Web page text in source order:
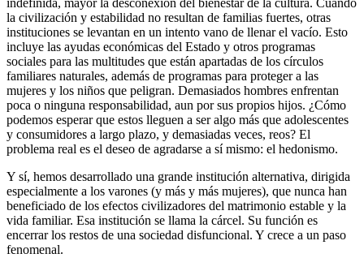
indefinida, mayor la desconexión del bienestar de la cultura. Cuando
la civilización y estabilidad no resultan de familias fuertes, otras
instituciones se levantan en un intento vano de llenar el vacío. Esto
incluye las ayudas económicas del Estado y otros programas
sociales para las multitudes que están apartadas de los círculos
familiares naturales, además de programas para proteger a las
mujeres y los niños que peligran. Demasiados hombres enfrentan
poca o ninguna responsabilidad, aun por sus propios hijos. ¿Cómo
podemos esperar que estos lleguen a ser algo más que adolescentes
y consumidores a largo plazo, y demasiadas veces, reos? El
problema real es el deseo de agradarse a sí mismo: el hedonismo.
Y sí, hemos desarrollado una grande institución alternativa, dirigida
especialmente a los varones (y más y más mujeres), que nunca han
beneficiado de los efectos civilizadores del matrimonio estable y la
vida familiar. Esa institución se llama la cárcel. Su función es
encerrar los restos de una sociedad disfuncional. Y crece a un paso
fenomenal.